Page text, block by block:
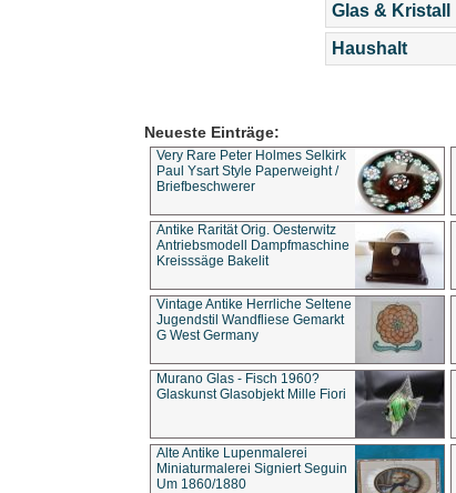
Glas & Kristall
Haushalt
Neueste Einträge:
Very Rare Peter Holmes Selkirk
Paul Ysart Style Paperweight /
Briefbeschwerer
Antike Rarität Orig. Oesterwitz
Antriebsmodell Dampfmaschine
Kreisssäge Bakelit
Vintage Antike Herrliche Seltene
Jugendstil Wandfliese Gemarkt
G West Germany
Murano Glas - Fisch 1960?
Glaskunst Glasobjekt Mille Fiori
Alte Antike Lupenmalerei
Miniaturmalerei Signiert Seguin
Um 1860/1880